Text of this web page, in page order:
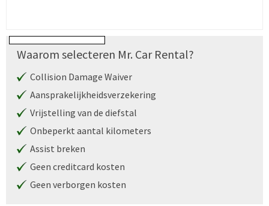
Waarom selecteren Mr. Car Rental?
Collision Damage Waiver
Aansprakelijkheidsverzekering
Vrijstelling van de diefstal
Onbeperkt aantal kilometers
Assist breken
Geen creditcard kosten
Geen verborgen kosten